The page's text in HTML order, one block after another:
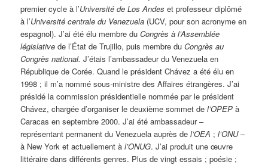
premier cycle à l’Université de Los Andes et professeur diplômé
à l’Université centrale du Venezuela (UCV, pour son acronyme en
espagnol). J’ai été élu membre duCongrès à l’Assemblée
législative de l’État de Trujillo, puis membre duCongrès au
Congrès national. J’étais l’ambassadeur du Venezuela en
République de Corée. Quand le président Chávez a été élu en
1998 ; il m’a nommé sous-ministre des Affaires étrangères. J’ai
présidé la commission présidentielle nommée par le président
Chávez, chargée d’organiser le deuxième sommet del’OPEP à
Caracas en septembre 2000. J’ai été ambassadeur –
représentant permanent du Venezuela auprès del’OEA ;l’ONU–
à New York et actuellement àl’ONUG. J’ai produit une œuvre
littéraire dans différents genres. Plus de vingt essais ; poésie ;